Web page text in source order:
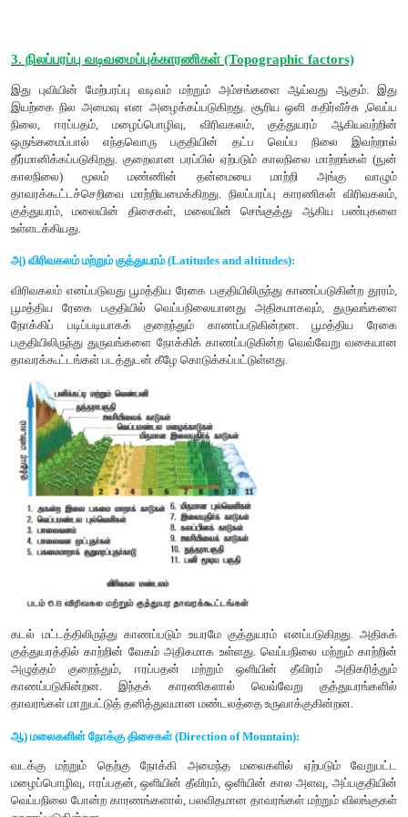
3. மண் வினைகள்:
மண் அமில அல்லது கார அல்லது
இருக்கலாம். மண் கரைசலில் காணப்படுகின்ற நைட்ரஜன்
அயனி செறிவை (pH) பொறுத்தே தாவரங்களுக்கு ஊட்டச்
நிர்ணயிக்கப்படுகிறது. பயிர் தாவரங்களின் சாகுபடிக்கு மிகச்
அயனி செறிவு மதிப்பு 5.5 முதல் 6.8 வரை ஆகும்.
4. மண் ஊட்டச்சத்து:தாவர ஊட்டங்களுக்கு தேவையான
ஊட்டப் பொருட்கள் ஆகியவற்றினை அயனி வடிவில்
5. மண் வெப்பநிலை: ஒரு பகுதியின் மண்
புவியியல் பரவலைத் தீர்மானிப்பதில் முக்கியப்
தண்ணீர் மற்றும் திரவக்கரைசல் உறிஞ்சுதலைக்
குறைக்கிறது.
6. மண்வளி மண்டலம்:
மண்வளி மண்டலத்தை அமைக்கிறது. இது ஆக்ஸிஜன்
ஆக்ஸைடு ஆகிய வளிகளைக் கொண்டுள்ளது.
7. மண் வாழ் உயிரினங்கள்:மண்ணில் காணப்படுகின்ற
பாசிகள், புரோட்டோசோவான்கள், நெமட்டோட்கள், பூச்சிகள் மண்
மண் உயிரினங்கள் என அழைக்கப்படுகின்றன.